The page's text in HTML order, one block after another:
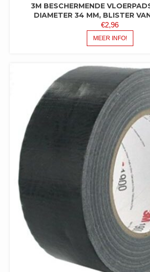
3M BESCHERMENDE
DIAMETER 34 MM, BLISTER
€2,96
MEER INFO!